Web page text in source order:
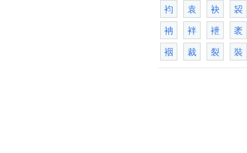
袀
袁 袂 袃
袡
袢 袣 袤
裀
裁 裂 裝